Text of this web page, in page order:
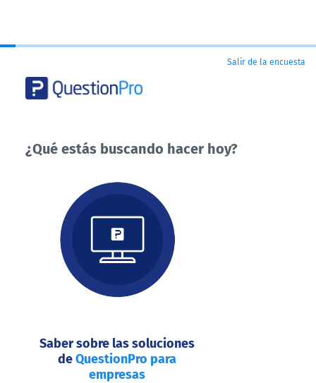
Salir de la encuesta
¿Qué estás buscando hacer hoy?
buscando
hacer
Saber sobre las soluciones
deQuestionPro para
empresas